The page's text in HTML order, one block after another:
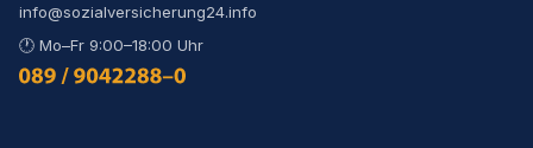
info@sozialversicherung24.info
🕐 Mo–Fr 9:00–18:00 Uhr